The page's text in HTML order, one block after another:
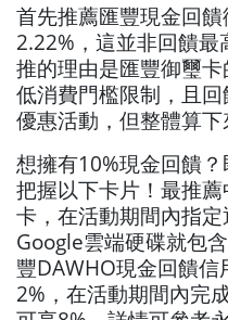
首先推薦匯豐現金回
2.22%，這並非回饋
推的理由是匯豐御璽
低消費門檻限制，且
優惠活動，但整體算下
想擁有10%現金回饋
把握以下卡片！最推
卡，在活動期間內指
Google雲端硬碟就包
豐DAWHO現金回饋
2%，在活動期間內完